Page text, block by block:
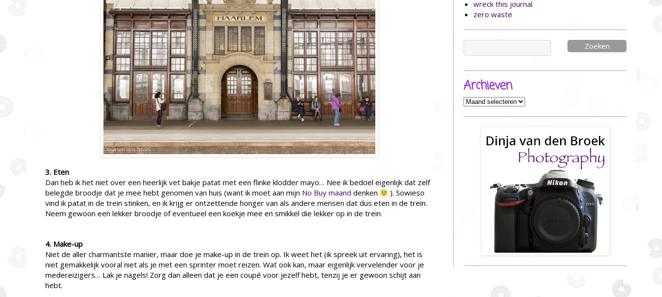
3. Eten
Dan heb ik het niet over een heerlijk vet bakje patat met een flinke klodder mayo… Nee ik bedoel eigenlijk dat zelf
belegde broodje dat je mee hebt genomen van huis (want ik moet aan mijn No Buy maand denken
). Sowieso
vind ik patat in de trein stinken, en ik krijg er ontzettende honger van als andere mensen dat dus eten in de trein.
Neem gewoon een lekker broodje of eventueel een koekje mee en smikkel die lekker op in de trein.
4. Make-up
Niet de aller charmantste manier, maar doe je make-up in de trein op. Ik weet het (ik spreek uit ervaring), het is
niet gemakkelijk vooral niet als je met een sprinter moet reizen. Wat ook kan, maar eigenlijk vervelender voor je
medereizigers… Lak je nagels! Zorg dan alleen dat je een coupé voor jezelf hebt, tenzij je er gewoon schijt aan
hebt.
wreck this journal
zero waste
Zoeken
naar:
Archieven
Archieven